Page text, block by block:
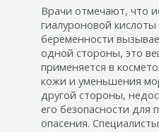
Врачи отмечают, что
гиалуроновой
беременности
одной стороны, это
применяется в
кожи и уменьшения
другой стороны,
его безопасности для
опасения.